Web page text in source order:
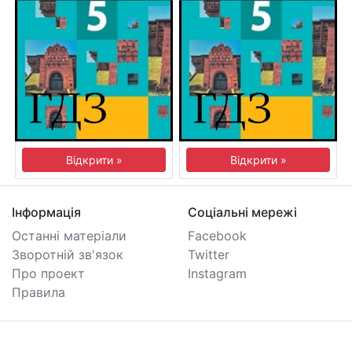
Відкрити » Відкрити »
Інформація
Останні матеріали
Зворотній зв'язок
Про проект
Правила
Соціальні мережі
Facebook
Twitter
Instagram